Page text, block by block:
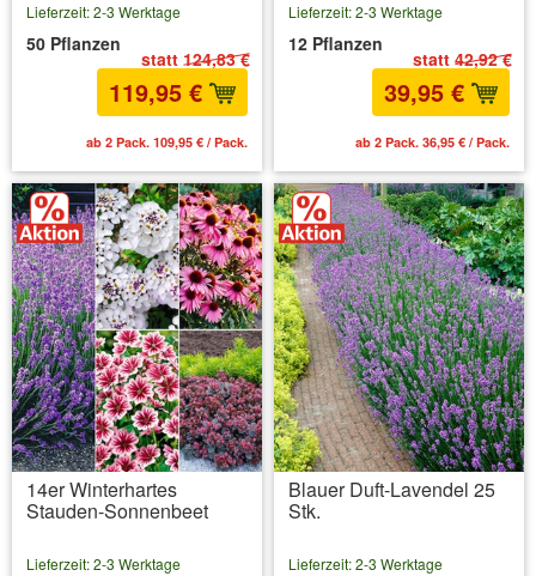
statt 124,83 €
Lieferzeit: 2-3 Werktage
50 Pflanzen
119,95 €
ab 2 Pack. 109,95 € / Pack.
statt 42,92 €
Lieferzeit: 2-3 Werktage
12 Pflanzen
39,95 €
ab 2 Pack. 36,95 € / Pack.
14er Winterhartes
Stauden-Sonnenbeet
Lieferzeit: 2-3 Werktage
Blauer Duft-Lavendel 25
Stk.
Lieferzeit: 2-3 Werktage